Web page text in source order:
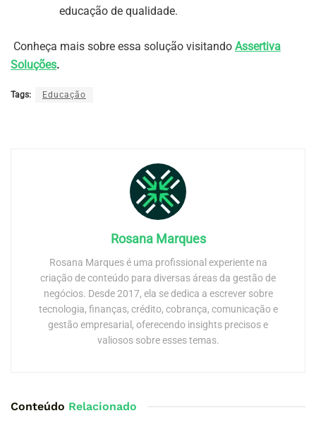
educação de qualidade.
Conheça mais sobre essa solução visitando Assertiva
Soluções.
Tags: Educação
Rosana Marques
Rosana Marques é uma profissional experiente na
criação de conteúdo para diversas áreas da gestão de
negócios. Desde 2017, ela se dedica a escrever sobre
tecnologia, finanças, crédito, cobrança, comunicação e
gestão empresarial, oferecendo insights precisos e
valiosos sobre esses temas.
Conteúdo Relacionado